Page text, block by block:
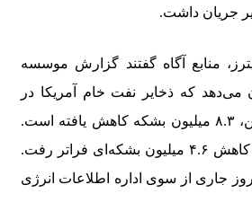
جریان داشت.
منابع آگاه گفتند گزارش موسسه
می‌دهد که ذخایر نفت خام آمریکا در
هفته منتهی به ۱۲ ژوئن، ۸.۳ میلیون بشکه کاهش یافته است.
این میزان از پیش‌بینی کاهش ۴.۶ میلیون بشکه‌ای فراتر رفت.
جاری از سوی اداره اطلاعات انرژی